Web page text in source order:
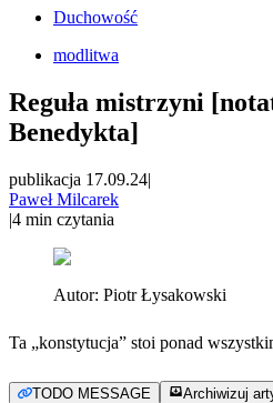
Duchowość
modlitwa
Reguła mistrzyni
Benedykta]
publikacja 17.09.24|
Paweł Milcarek
|4 min czytania
Autor: Piotr Łysakowski
Ta „konstytucja” stoi ponad
TODO MESSAGE Archiwizuj